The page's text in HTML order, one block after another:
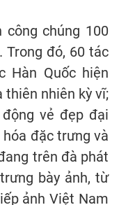
chúng 100
Trong đó, 60 tác
Hàn Quốc hiện
thiên nhiên kỳ vĩ;
vẻ đẹp đại
hóa đặc trưng và
trên đà phát
bày ảnh, từ
ảnh Việt Nam